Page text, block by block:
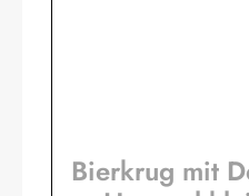
Bierkrug mit